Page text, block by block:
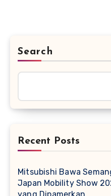
Search
Recent Posts
Mitsubishi Bawa
Japan Mobility Show